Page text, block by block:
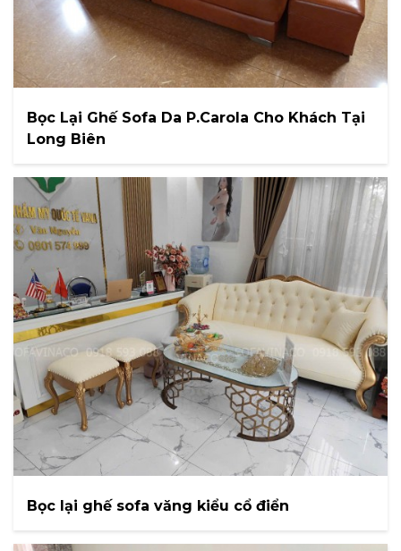
Bọc Lại Ghế Sofa Da P.Carola Cho Khách Tại
Long Biên
Bọc lại ghế sofa văng kiểu cổ điển